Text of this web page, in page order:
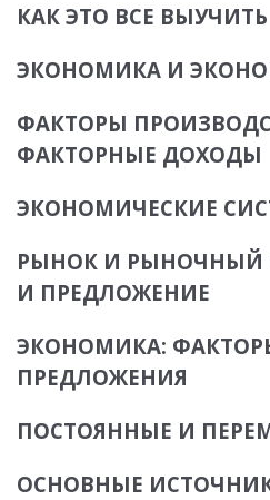
КАК ЭТО ВСЕ ВЫУЧИТЬ
ЭКОНОМИКА И
ФАКТОРЫ
ФАКТОРНЫЕ ДОХОДЫ
ЭКОНОМИЧЕСКИЕ
РЫНОК И РЫНОЧНЫЙ
И ПРЕДЛОЖЕНИЕ
ЭКОНОМИКА:
ПРЕДЛОЖЕНИЯ
ПОСТОЯННЫЕ И
ОСНОВНЫЕ